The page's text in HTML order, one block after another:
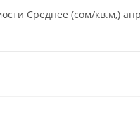
Среднее (сом/кв.м,)